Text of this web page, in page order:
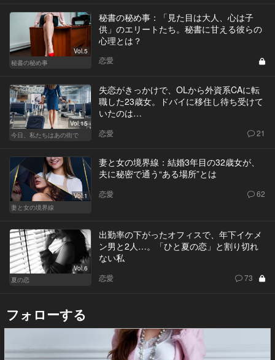
Vol.5
秘書の秘め事
秘書の秘め事：「見た目は大人、心は子
供」のエリートたち。秘書に甘える彼らの
心理とは？
恋愛
Vol.15
今日、私たちはあの街で
失恋がきっかけで、OLから外資系CAに転
職した23歳女。ドバイに移住し待ち受けて
いたのは…
恋愛 21
Vol.1
妻と女の境界線
妻と女の境界線：結婚3年目の32歳女が、
夫に秘密で通う“ある場所”とは
恋愛 62
Vol.6
夏の恋
出勤率の下がったオフィスで、年下イケメ
ン男と2人…。「ひと夏の恋」と割り切れ
ない私
恋愛 73
フォローする